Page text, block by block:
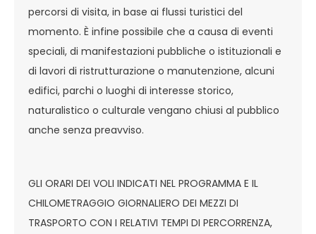
percorsi di visita, in base ai flussi turistici del
momento. È infine possibile che a causa di eventi
speciali, di manifestazioni pubbliche o istituzionali e
di lavori di ristrutturazione o manutenzione, alcuni
edifici, parchi o luoghi di interesse storico,
naturalistico o culturale vengano chiusi al pubblico
anche senza preavviso.
GLI ORARI DEI VOLI INDICATI NEL PROGRAMMA E IL
CHILOMETRAGGIO GIORNALIERO DEI MEZZI DI
TRASPORTO CON I RELATIVI TEMPI DI PERCORRENZA,